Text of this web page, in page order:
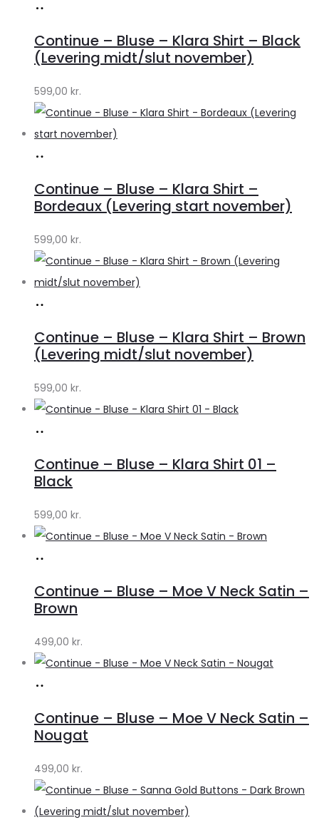
Lykke
Lykke
Continue – Bluse – Klara Shirt – Black
(Levering midt/slut november)
599,00 kr.
Lykke
Lykke
Continue – Bluse – Klara Shirt –
Bordeaux (Levering start november)
599,00 kr.
Lykke
Lykke
Continue – Bluse – Klara Shirt – Brown
(Levering midt/slut november)
599,00 kr.
Lykke
Lykke
Continue – Bluse – Klara Shirt 01 –
Black
599,00 kr.
Lykke
Lykke
Continue – Bluse – Moe V Neck Satin –
Brown
499,00 kr.
Lykke
Lykke
Continue – Bluse – Moe V Neck Satin –
Nougat
499,00 kr.